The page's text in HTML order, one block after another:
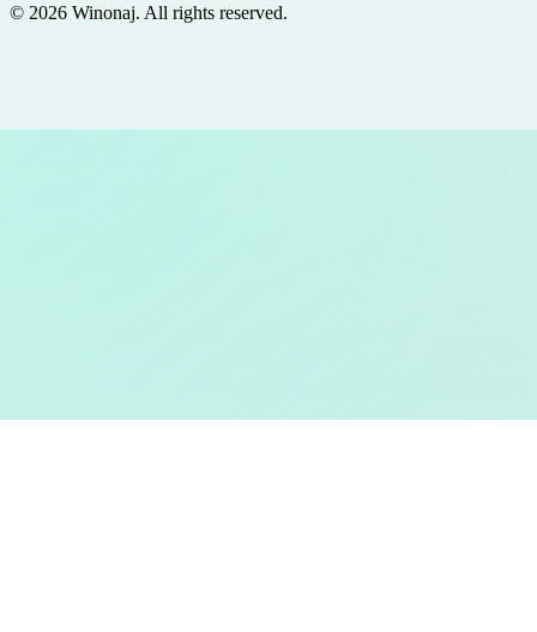
© 2026 Winonaj. All rights reserved.